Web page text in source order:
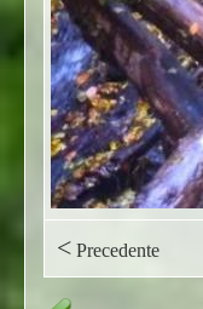
< Precedente